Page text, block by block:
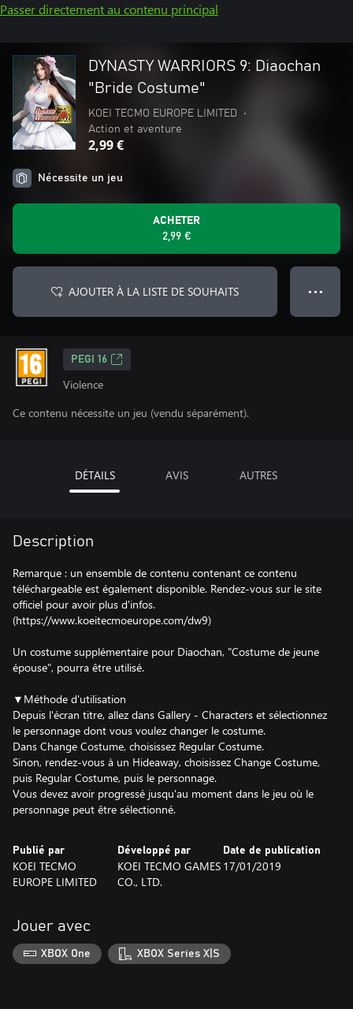
Passer directement au contenu principal
DYNASTY WARRIORS 9: Diaochan
"Bride Costume"
KOEI TECMO EUROPE LIMITED
•
Action et aventure
2,99 €
Nécessite un jeu
ACHETER
2,99 €
AJOUTER À LA LISTE DE SOUHAITS ● ● ●
PEGI 16
Violence
Ce contenu nécessite un jeu (vendu séparément).
DÉTAILS AVIS AUTRES
Description
Remarque : un ensemble de contenu contenant ce contenu
téléchargeable est également disponible. Rendez-vous sur le site
officiel pour avoir plus d'infos.
(https://www.koeitecmoeurope.com/dw9)
Un costume supplémentaire pour Diaochan, "Costume de jeune
épouse", pourra être utilisé.
▼Méthode d'utilisation
Depuis l'écran titre, allez dans Gallery - Characters et sélectionnez
le personnage dont vous voulez changer le costume.
Dans Change Costume, choisissez Regular Costume.
Sinon, rendez-vous à un Hideaway, choisissez Change Costume,
puis Regular Costume, puis le personnage.
Vous devez avoir progressé jusqu'au moment dans le jeu où le
personnage peut être sélectionné.
Publié par
KOEI TECMO
EUROPE LIMITED
Développé par
KOEI TECMO GAMES
CO., LTD.
Date de publication
17/01/2019
Jouer avec
XBOX One XBOX Series X|S